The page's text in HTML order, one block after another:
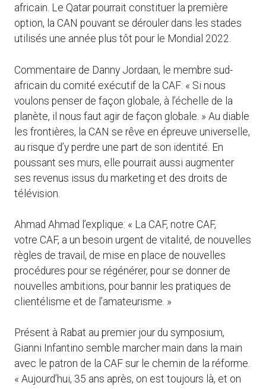
africain. Le Qatar pourrait constituer la première
option, la CAN pouvant se dérouler dans les stades
utilisés une année plus tôt pour le Mondial 2022.
Commentaire de Danny Jordaan, le membre sud-
africain du comité exécutif de la CAF: « Si nous
voulons penser de façon globale, à l’échelle de la
planète, il nous faut agir de façon globale. » Au diable
les frontières, la CAN se rêve en épreuve universelle,
au risque d’y perdre une part de son identité. En
poussant ses murs, elle pourrait aussi augmenter
ses revenus issus du marketing et des droits de
télévision.
Ahmad Ahmad l’explique: « La CAF, notre CAF,
votre CAF, a un besoin urgent de vitalité, de nouvelles
règles de travail, de mise en place de nouvelles
procédures pour se régénérer, pour se donner de
nouvelles ambitions, pour bannir les pratiques de
clientélisme et de l’amateurisme. »
Présent à Rabat au premier jour du symposium,
Gianni Infantino semble marcher main dans la main
avec le patron de la CAF sur le chemin de la réforme.
« Aujourd’hui, 35 ans après, on est toujours là, et on